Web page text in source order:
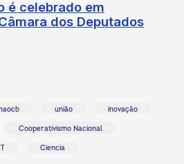
é celebrado em
dos Deputados
união inovação
Cooperativismo Nacional
Ciencia